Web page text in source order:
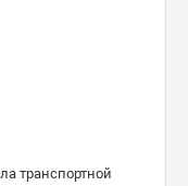
транспортной